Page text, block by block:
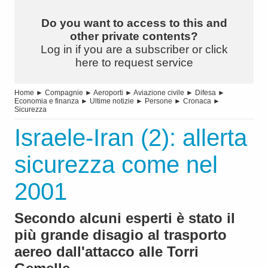
Do you want to access to this and
other private contents?
Log in if you are a subscriber or click
here to request service
Home ► Compagnie ► Aeroporti ► Aviazione civile ► Difesa ►
Economia e finanza ► Ultime notizie ► Persone ► Cronaca ►
Sicurezza
Israele-Iran (2): allerta
sicurezza come nel
2001
Secondo alcuni esperti è stato il
più grande disagio al trasporto
aereo dall'attacco alle Torri